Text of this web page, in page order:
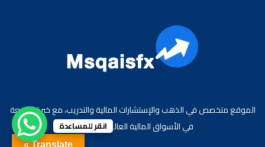
الموقع متخصص في الذهب والإستشارات المالية والتدريب، مع خبرة واسعة
في الأسواق المالية العالمية والعربية.
Translate »
انقر للمساعدة